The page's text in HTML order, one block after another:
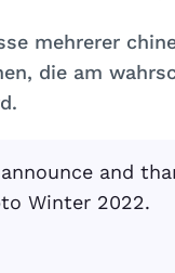
mehrerer
die am
and
Winter 2022.